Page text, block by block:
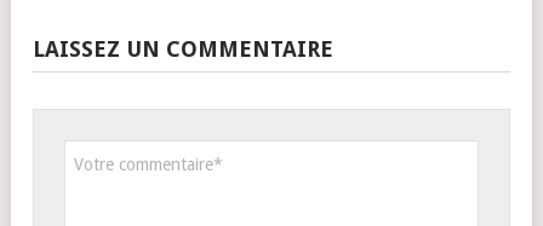
LAISSEZ UN COMMENTAIRE